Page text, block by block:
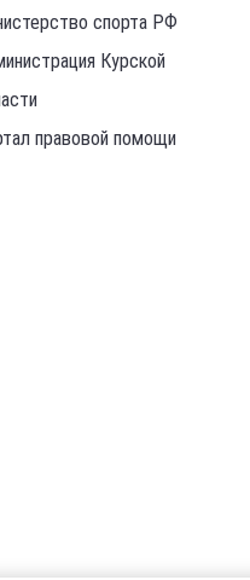
спорта РФ
Курской
правовой помощи